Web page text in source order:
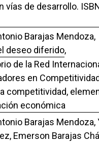
vías de desarrollo.
Barajas Mendoza,
deseo diferido,
de la Red
en
competitividad,
económica
Barajas Mendoza,
Emerson Barajas